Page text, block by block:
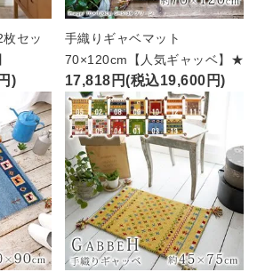
セッ
)
手織りギャベマット
70×120cm【人気ギャッベ】★
17,818円(税込19,600円)